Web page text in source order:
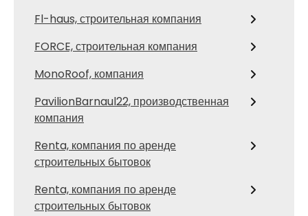
Fl-haus, строительная компания
FORCE, строительная компания
MonoRoof, компания
PavilionBarnaul22, производственная
компания
Renta, компания по аренде
строительных бытовок
Renta, компания по аренде
строительных бытовок